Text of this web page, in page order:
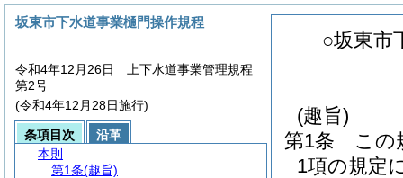
○坂東市
(趣旨)
第1条
この
1項の規定
坂東市下水道事業樋門操作規程
令和4年12月26日 上下水道事業管理規程
第2号
(令和4年12月28日施行)
条項目次
沿革
本則
第1条(趣旨)